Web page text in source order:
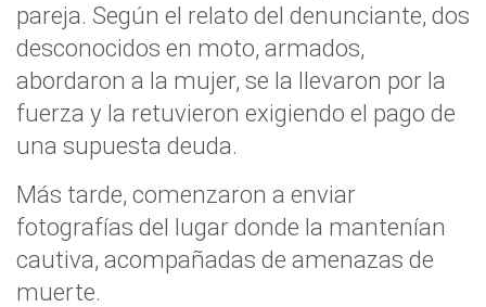
pareja. Según el relato del denunciante, dos
desconocidos en moto, armados,
abordaron a la mujer, se la llevaron por la
fuerza y la retuvieron exigiendo el pago de
una supuesta deuda.
Más tarde, comenzaron a enviar
fotografías del lugar donde la mantenían
cautiva, acompañadas de amenazas de
muerte.